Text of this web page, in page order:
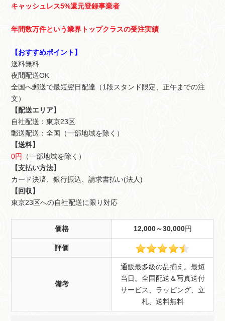
キャッシュレス5%還元登録事業者
年間数万件という業界トップクラスの受注実績
【おすすめポイント】
送料無料
夜間配送OK
全国へ郵送で最短翌日配達（1段スタンド限定、正午までの注
文）
【配送エリア】
自社配送：東京23区
郵送配送：全国（一部地域を除く）
【送料】
0円
（一部地域を除く）
【支払い方法】
カード決済、銀行振込、請求書払い(法人)
【回収】
東京23区への自社配送に限り対応
価格 12,000～30,000円
評価
備考
通販最多級の品揃え。最短
当日。全国配送＆写真送付
サービス、ラッピング、立
札、送料無料